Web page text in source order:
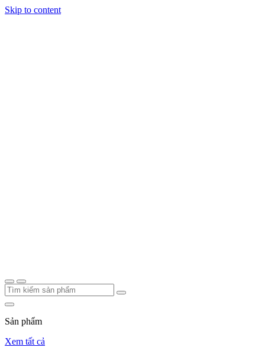
Skip to content
Sản phẩm
Xem tất cả